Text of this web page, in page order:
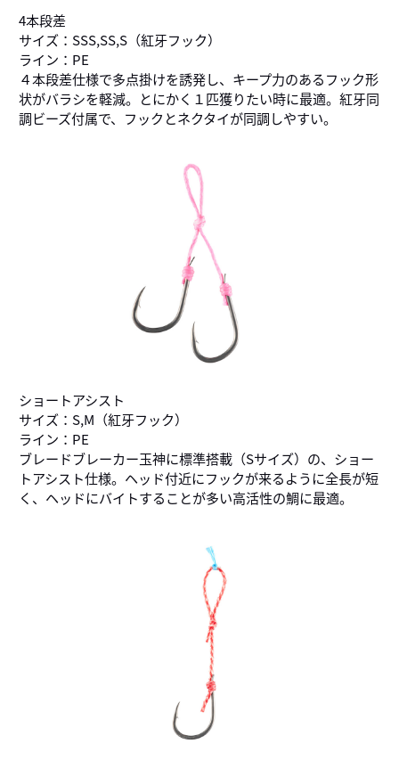
4本段差
サイズ：SSS,SS,S（紅牙フック）
ライン：PE
４本段差仕様で多点掛けを誘発し、キープ力のあるフック形
状がバラシを軽減。とにかく１匹獲りたい時に最適。紅牙同
調ビーズ付属で、フックとネクタイが同調しやすい。
ショートアシスト
サイズ：S,M（紅牙フック）
ライン：PE
ブレードブレーカー玉神に標準搭載（Sサイズ）の、ショー
トアシスト仕様。ヘッド付近にフックが来るように全長が短
く、ヘッドにバイトすることが多い高活性の鯛に最適。